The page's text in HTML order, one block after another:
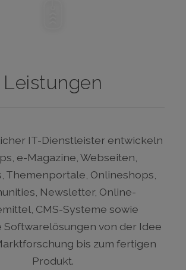
Leistungen
IT-Dienstleister entwickeln
e-Magazine, Webseiten,
Themenportale, Onlineshops,
Newsletter, Online-
CMS-Systeme sowie
Softwarelösungen von der Idee
bis zum fertigen
Produkt.